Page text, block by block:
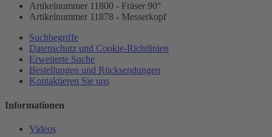
Artikelnummer 11800 - Fräser 90°
Artikelnummer 11878 - Messerkopf
Suchbegriffe
Datenschutz und Cookie-Richtlinien
Erweiterte Suche
Bestellungen und Rücksendungen
Kontaktieren Sie uns
Informationen
Videos